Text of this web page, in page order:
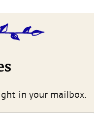
in your mailbox.